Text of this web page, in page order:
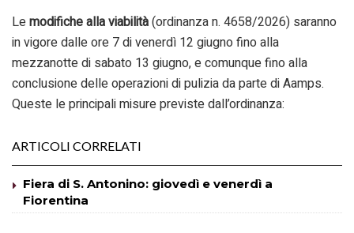
Lemodifiche alla viabilità(ordinanza n. 4658/2026) saranno
in vigore dalle ore 7 di venerdì 12 giugno fino alla
mezzanotte di sabato 13 giugno, e comunque fino alla
conclusione delle operazioni di pulizia da parte di Aamps.
Queste le principali misure previste dall’ordinanza:
ARTICOLI CORRELATI
Fiera di S. Antonino: giovedì e venerdì a
Fiorentina